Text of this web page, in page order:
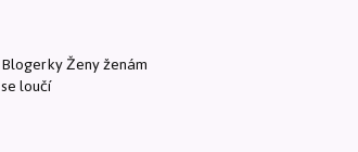
Blogerky Ženy ženám
se loučí